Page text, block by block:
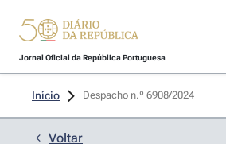
Jornal Oficial da República Portuguesa
Início Despacho n.º 6908/2024
Voltar